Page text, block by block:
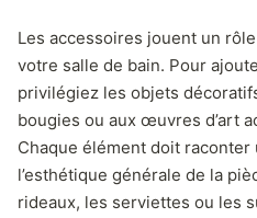
Les accessoires jouent un
votre salle de bain. Pour
privilégiez les objets
bougies ou aux œuvres d’art
Chaque élément doit
l’esthétique générale de la
rideaux, les serviettes ou les